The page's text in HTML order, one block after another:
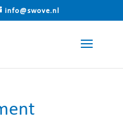
info@swove.nl